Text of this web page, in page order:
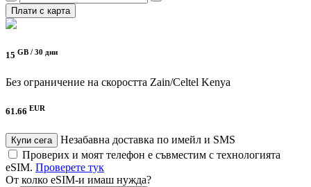
Плати с карта
15 GB / 30 дни
Без ограничение на скоростта Zain/Celtel Kenya
61.66 EUR
Купи сега
Незабавна доставка по имейл и SMS
Проверих и моят телефон е съвместим с технологията
eSIM. Проверете тук
От колко eSIM-и имаш нужда?